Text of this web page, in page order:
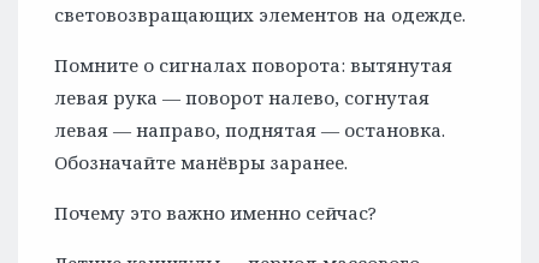
световозвращающих элементов на одежде.
Помните о сигналах поворота: вытянутая
левая рука — поворот налево, согнутая
левая — направо, поднятая — остановка.
Обозначайте манёвры заранее.
Почему это важно именно сейчас?